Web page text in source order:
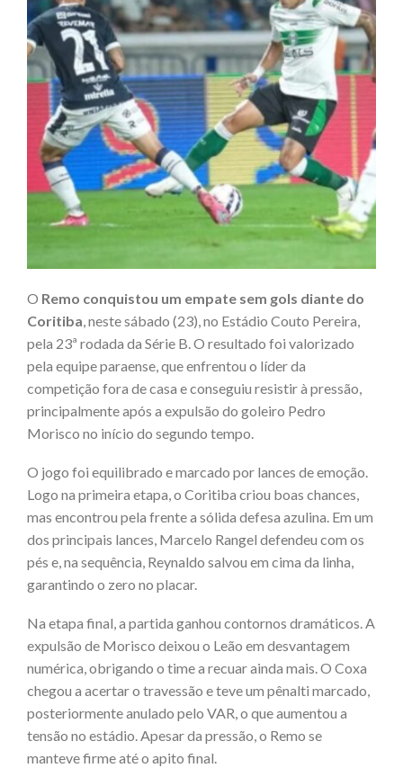
O Remo conquistou um empate sem gols diante do
Coritiba , neste sábado (23), no Estádio Couto Pereira,
pela 23ª rodada da Série B. O resultado foi valorizado
pela equipe paraense, que enfrentou o líder da
competição fora de casa e conseguiu resistir à pressão,
principalmente após a expulsão do goleiro Pedro
Morisco no início do segundo tempo.
O jogo foi equilibrado e marcado por lances de emoção.
Logo na primeira etapa, o Coritiba criou boas chances,
mas encontrou pela frente a sólida defesa azulina. Em um
dos principais lances, Marcelo Rangel defendeu com os
pés e, na sequência, Reynaldo salvou em cima da linha,
garantindo o zero no placar.
Na etapa final, a partida ganhou contornos dramáticos. A
expulsão de Morisco deixou o Leão em desvantagem
numérica, obrigando o time a recuar ainda mais. O Coxa
chegou a acertar o travessão e teve um pênalti marcado,
posteriormente anulado pelo VAR, o que aumentou a
tensão no estádio. Apesar da pressão, o Remo se
manteve firme até o apito final.